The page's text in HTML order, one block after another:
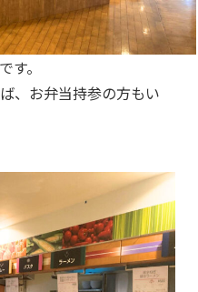
す。
、お弁当持参の方もい